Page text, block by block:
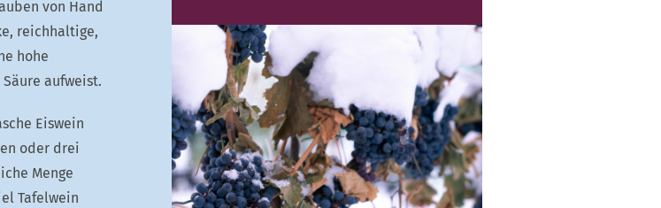
von Hand
reichhaltige,
hohe
aufweist.
Eiswein
oder drei
Menge
Tafelwein